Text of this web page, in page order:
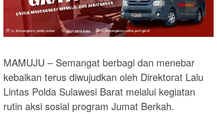
MAMUJU – Semangat berbagi dan menebar
kebaikan terus diwujudkan oleh Direktorat Lalu
Lintas Polda Sulawesi Barat melalui kegiatan
rutin aksi sosial program Jumat Berkah.